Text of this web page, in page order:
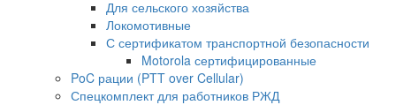
Для сельского хозяйства
Локомотивные
С сертификатом транспортной безопасности
Motorola сертифицированные
PoC рации (PTT over Cellular)
Спецкомплект для работников РЖД